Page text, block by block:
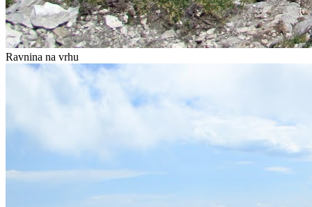
Ravnina na vrhu